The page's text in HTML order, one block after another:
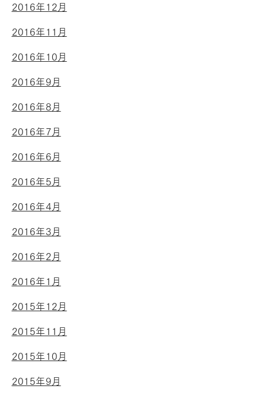
2016年12月
2016年11月
2016年10月
2016年9月
2016年8月
2016年7月
2016年6月
2016年5月
2016年4月
2016年3月
2016年2月
2016年1月
2015年12月
2015年11月
2015年10月
2015年9月